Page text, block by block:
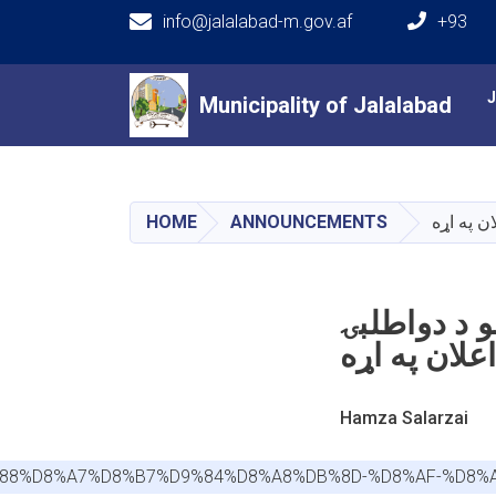
Municipality of Jalalabad
info@jalalabad-m.gov.af +93
Main navigation
Municipality of Jalalabad
HOME ANNOUNCEMENTS په اړه
د دواطلبۍ
په اړه
Hamza Salarzai
%D8%AF-